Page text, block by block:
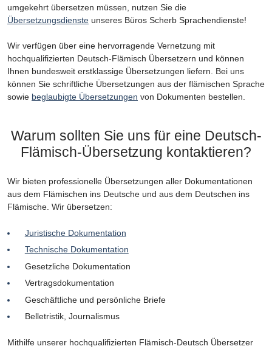
umgekehrt übersetzen müssen, nutzen Sie die
Übersetzungsdienste unseres Büros Scherb Sprachendienste!
Wir verfügen über eine hervorragende Vernetzung mit
hochqualifizierten Deutsch-Flämisch Übersetzern und können
Ihnen bundesweit erstklassige Übersetzungen liefern. Bei uns
können Sie schriftliche Übersetzungen aus der flämischen Sprache
sowie beglaubigte Übersetzungen von Dokumenten bestellen.
Warum sollten Sie uns für eine Deutsch-
Flämisch-Übersetzung kontaktieren?
Wir bieten professionelle Übersetzungen aller Dokumentationen
aus dem Flämischen ins Deutsche und aus dem Deutschen ins
Flämische. Wir übersetzen:
Juristische Dokumentation
Technische Dokumentation
Gesetzliche Dokumentation
Vertragsdokumentation
Geschäftliche und persönliche Briefe
Belletristik, Journalismus
Mithilfe unserer hochqualifizierten Flämisch-Deutsch Übersetzer